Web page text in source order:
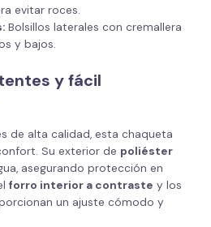
evitar roces.
Bolsillos laterales con cremallera
y bajos.
y fácil
de alta calidad, esta chaqueta
Su exterior de poliéster
asegurando protección en
forro interior a contraste y los
un ajuste cómodo y